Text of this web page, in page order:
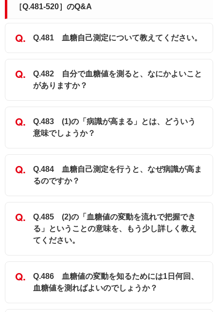
［Q.481-520］のQ&A
Q.481 血糖自己測定について教えてください。
Q.482 自分で血糖値を測ると、なにかよいこと
がありますか？
Q.483 (1)の「病識が高まる」とは、どういう
意味でしょうか？
Q.484 血糖自己測定を行うと、なぜ病識が高ま
るのですか？
Q.485 (2)の「血糖値の変動を流れで把握でき
る」ということの意味を、もう少し詳しく教え
てください。
Q.486 血糖値の変動を知るためには1日何回、
血糖値を測ればよいのでしょうか？